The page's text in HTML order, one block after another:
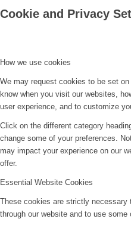
Cookie and Privacy
How we use cookies
We may request cookies to be set
know when you visit our websites,
user experience, and to customize
Click on the different category
change some of your preferences.
may impact your experience on our
offer.
Essential Website Cookies
These cookies are strictly
through our website and to use some